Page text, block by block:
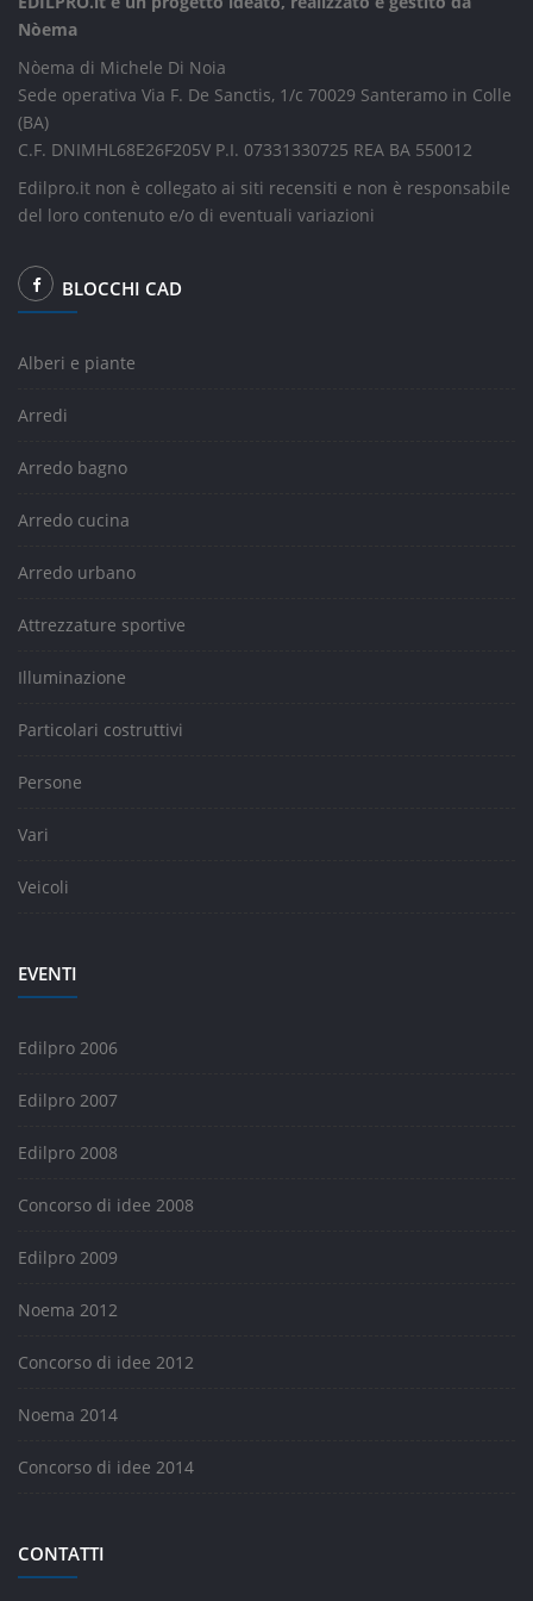
Nòema
Nòema di Michele Di Noia
Sede operativa Via F. De Sanctis, 1/c 70029 Santeramo in Colle
(BA)
C.F. DNIMHL68E26F205V P.I. 07331330725 REA BA 550012
Edilpro.it non è collegato ai siti recensiti e non è responsabile
del loro contenuto e/o di eventuali variazioni
BLOCCHI CAD
Alberi e piante
Arredi
Arredo bagno
Arredo cucina
Arredo urbano
Attrezzature sportive
Illuminazione
Particolari costruttivi
Persone
Vari
Veicoli
EVENTI
Edilpro 2006
Edilpro 2007
Edilpro 2008
Concorso di idee 2008
Edilpro 2009
Noema 2012
Concorso di idee 2012
Noema 2014
Concorso di idee 2014
CONTATTI